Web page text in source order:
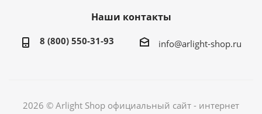
Наши контакты
8 (800) 550-31-93 info@arlight-shop.ru
2026 © Arlight Shop официальный сайт - интернет